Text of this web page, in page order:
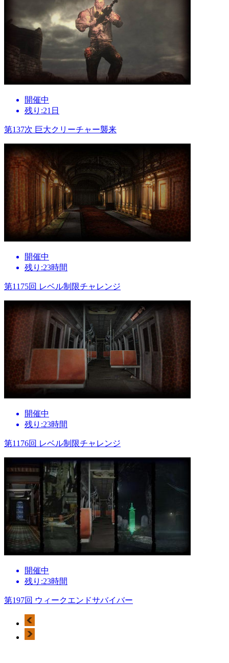
開催中
残り:21日
第137次 巨大クリーチャー襲来
開催中
残り:23時間
第1175回 レベル制限チャレンジ
開催中
残り:23時間
第1176回 レベル制限チャレンジ
開催中
残り:23時間
第197回 ウィークエンドサバイバー